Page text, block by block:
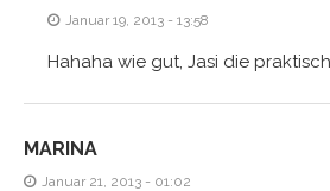
Januar 19, 2013 - 13:58
Hahaha wie gut, Jasi die
MARINA
Januar 21, 2013 - 01:02